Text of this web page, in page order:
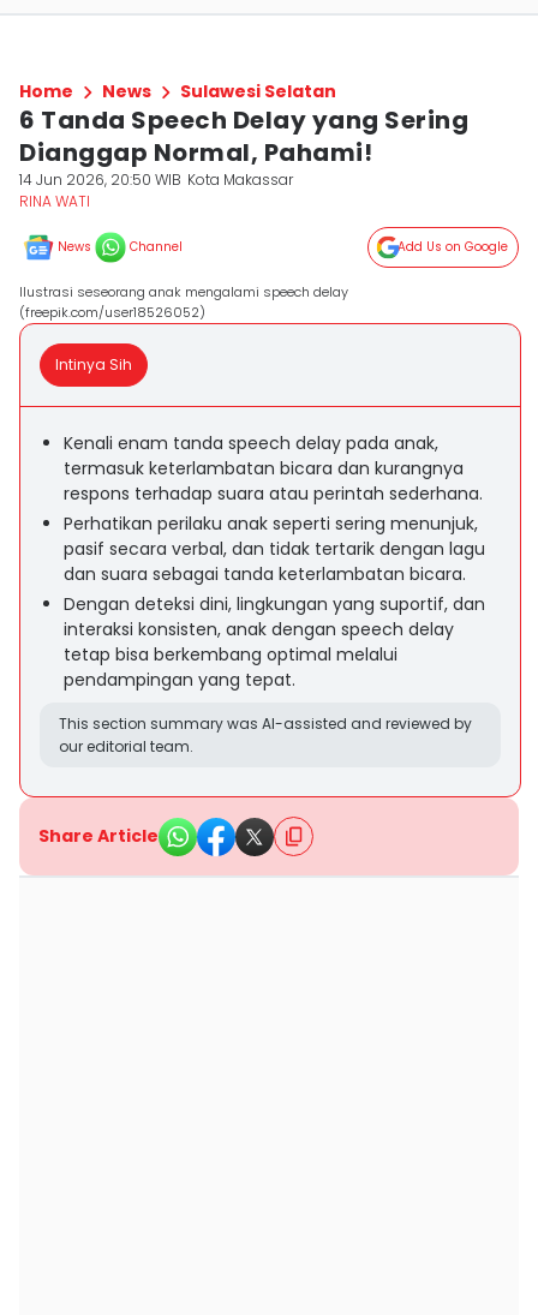
Home News Sulawesi Selatan
6 Tanda Speech Delay yang Sering
Dianggap Normal, Pahami!
14 Jun 2026, 20:50 WIB Kota Makassar
RINA WATI
News Channel Add Us on Google
Ilustrasi seseorang anak mengalami speech delay
(freepik.com/user18526052)
Intinya Sih
Kenali enam tanda speech delay pada anak,
termasuk keterlambatan bicara dan kurangnya
respons terhadap suara atau perintah sederhana.
Perhatikan perilaku anak seperti sering menunjuk,
pasif secara verbal, dan tidak tertarik dengan lagu
dan suara sebagai tanda keterlambatan bicara.
Dengan deteksi dini, lingkungan yang suportif, dan
interaksi konsisten, anak dengan speech delay
tetap bisa berkembang optimal melalui
pendampingan yang tepat.
This section summary was AI-assisted and reviewed by
our editorial team.
Share Article